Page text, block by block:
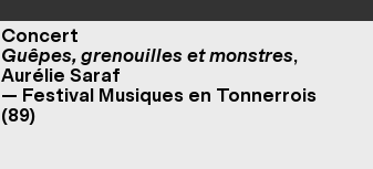
Concert
Guêpes, grenouilles et monstres,
Aurélie Saraf
— Festival Musiques en Tonnerrois
(89)